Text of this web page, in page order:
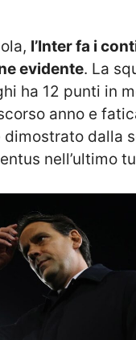
l’Inter fa i
evidente. La
ha 12 punti in
anno e
dimostrato dalla
nell’ultimo